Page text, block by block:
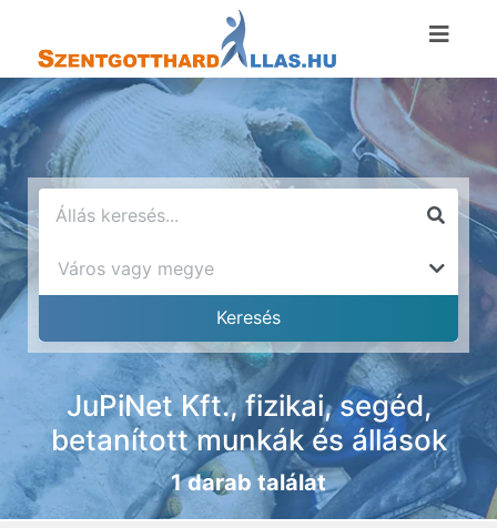
JuPiNet Kft., fizikai, segéd,
betanított munkák és állások
1 darab találat